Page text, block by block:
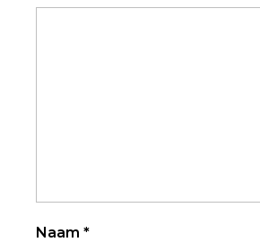
Naam *